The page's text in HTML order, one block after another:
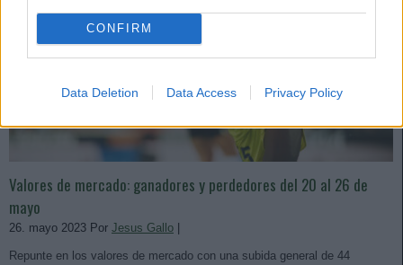
CONFIRM
Data Deletion Data Access Privacy Policy
Valores de mercado: ganadores y perdedores del 20 al 26 de
mayo
26. mayo 2023 Por Jesus Gallo
Repunte en los valores de mercado con una subida general de 44